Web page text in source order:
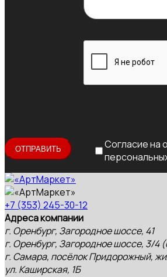
Согласие на
+7 (353) 245-30-12
Адреса компании
г. Оренбург, Загородное шоссе, 41
г. Оренбург, Загородное шоссе, 3/4
г. Самара, посёлок Придорожный,
ул. Каширская, 1Б